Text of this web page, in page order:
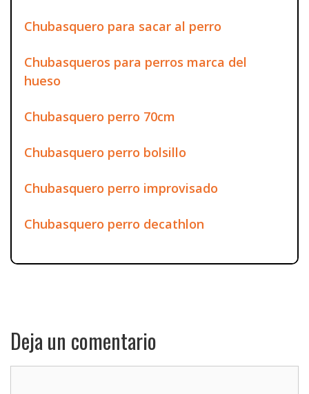
Chubasquero para sacar al perro
Chubasqueros para perros marca del
hueso
Chubasquero perro 70cm
Chubasquero perro bolsillo
Chubasquero perro improvisado
Chubasquero perro decathlon
Deja un comentario